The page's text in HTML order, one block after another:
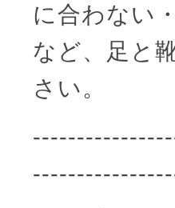
に合わない
など、足と
さい。